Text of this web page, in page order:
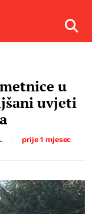
u
uvjeti
prije 1 mjesec